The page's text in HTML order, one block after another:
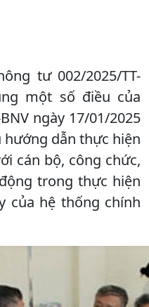
tư 002/2025/TT-
một số điều của
ngày 17/01/2025
hướng dẫn thực hiện
cán bộ, công chức,
trong thực hiện
của hệ thống chính